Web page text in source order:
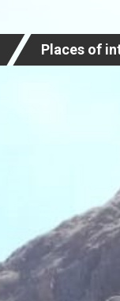
Places of